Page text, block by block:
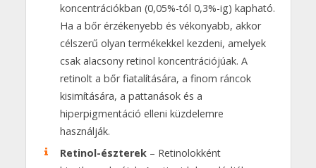
koncentrációkban (0,05%-tól 0,3%-ig) kapható.
Ha a bőr érzékenyebb és vékonyabb, akkor
célszerű olyan termékekkel kezdeni, amelyek
csak alacsony retinol koncentrációjúak. A
retinolt a bőr fiatalítására, a finom ráncok
kisimítására, a pattanások és a
hiperpigmentáció elleni küzdelemre
használják.
Retinol-észterek – Retinolokként